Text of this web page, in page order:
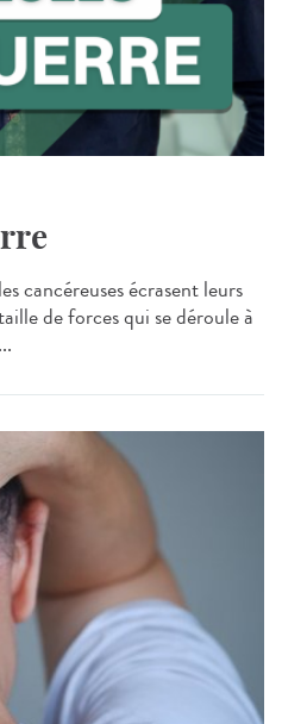
cancéreuses écrasent leurs
de forces qui se déroule à